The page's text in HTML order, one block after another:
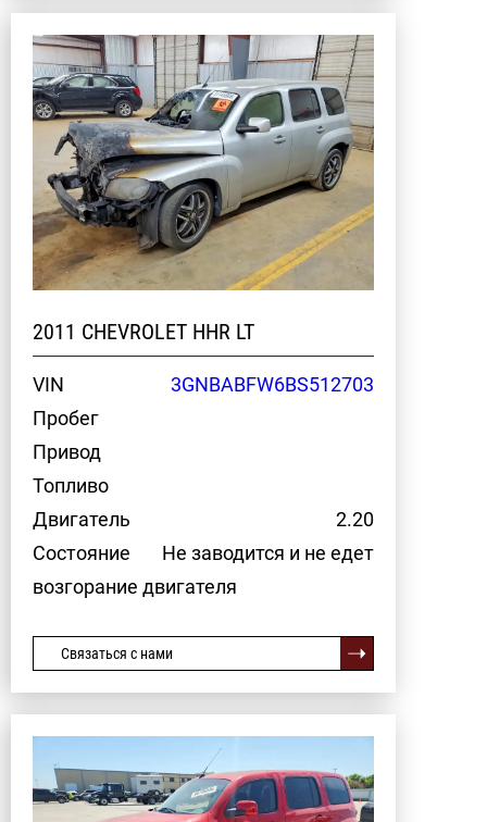
2011 CHEVROLET HHR LT
VIN
3GNBABFW6BS512703
Пробег
Привод
Топливо
Двигатель
2.20
Состояние
Не заводится и не едет
возгорание двигателя
Связаться с нами